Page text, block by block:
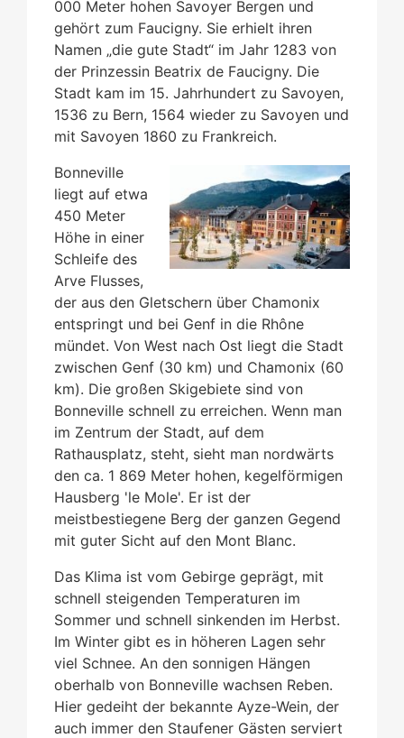
000 Meter hohen Savoyer Bergen und
gehört zum Faucigny. Sie erhielt ihren
Namen „die gute Stadt“ im Jahr 1283 von
der Prinzessin Beatrix de Faucigny. Die
Stadt kam im 15. Jahrhundert zu Savoyen,
1536 zu Bern, 1564 wieder zu Savoyen und
mit Savoyen 1860 zu Frankreich.
Bonneville
liegt auf etwa
450 Meter
Höhe in einer
Schleife des
Arve Flusses,
der aus den Gletschern über Chamonix
entspringt und bei Genf in die Rhône
mündet. Von West nach Ost liegt die Stadt
zwischen Genf (30 km) und Chamonix (60
km). Die großen Skigebiete sind von
Bonneville schnell zu erreichen. Wenn man
im Zentrum der Stadt, auf dem
Rathausplatz, steht, sieht man nordwärts
den ca. 1 869 Meter hohen, kegelförmigen
Hausberg 'le Mole'. Er ist der
meistbestiegene Berg der ganzen Gegend
mit guter Sicht auf den Mont Blanc.
Das Klima ist vom Gebirge geprägt, mit
schnell steigenden Temperaturen im
Sommer und schnell sinkenden im Herbst.
Im Winter gibt es in höheren Lagen sehr
viel Schnee. An den sonnigen Hängen
oberhalb von Bonneville wachsen Reben.
Hier gedeiht der bekannte Ayze-Wein, der
auch immer den Staufener Gästen serviert